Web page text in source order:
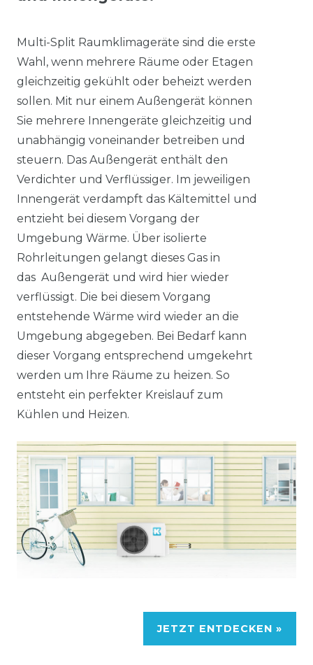
Multi-Split Raumklimageräte sind die erste
Wahl, wenn mehrere Räume oder Etagen
gleichzeitig gekühlt oder beheizt werden
sollen. Mit nur einem Außengerät können
Sie mehrere Innengeräte gleichzeitig und
unabhängig voneinander betreiben und
steuern. Das Außengerät enthält den
Verdichter und Verflüssiger. Im jeweiligen
Innengerät verdampft das Kältemittel und
entzieht bei diesem Vorgang der
Umgebung Wärme. Über isolierte
Rohrleitungen gelangt dieses Gas in
das Außengerät und wird hier wieder
verflüssigt. Die bei diesem Vorgang
entstehende Wärme wird wieder an die
Umgebung abgegeben. Bei Bedarf kann
dieser Vorgang entsprechend umgekehrt
werden um Ihre Räume zu heizen. So
entsteht ein perfekter Kreislauf zum
Kühlen und Heizen.
JETZT ENTDECKEN »